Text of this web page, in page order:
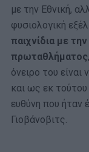
με την Εθνική,
φυσιολογική
παιχνίδια με
πρωταθλήματος
όνειρο του
και ως εκ
ευθύνη που ήταν
Γιοβάνοβιτς.